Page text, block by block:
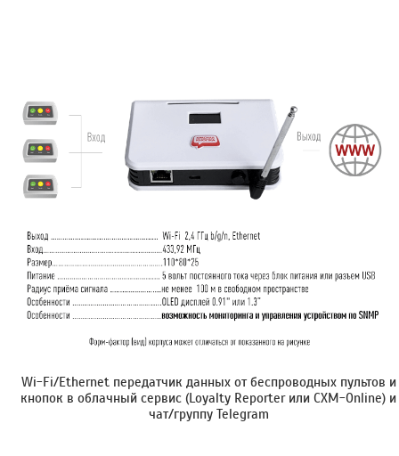
Wi-Fi/Ethernet передатчик данных от беспроводных пультов и
кнопок в облачный сервис (Loyalty Reporter или CXM-Online) и
чат/группу Telegram